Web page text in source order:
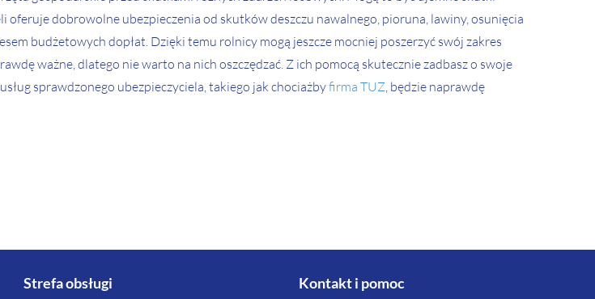
oferuje dobrowolne ubezpieczenia od skutków deszczu nawalnego, pioruna, lawiny, osunięcia
budżetowych dopłat. Dzięki temu rolnicy mogą jeszcze mocniej poszerzyć swój zakres
ważne, dlatego nie warto na nich oszczędzać. Z ich pomocą skutecznie zadbasz o swoje
sprawdzonego ubezpieczyciela, takiego jak chociażbyfirma TUZ, będzie naprawdę
Strefa obsługi Kontakt i pomoc